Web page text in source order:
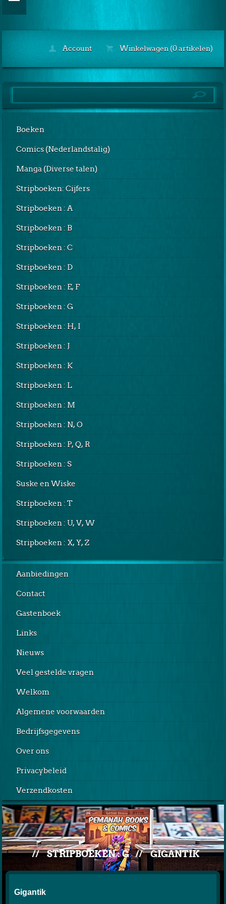
Account Winkelwagen (0 artikelen)
Boeken
Comics (Nederlandstalig)
Manga (Diverse talen)
Stripboeken: Cijfers
Stripboeken : A
Stripboeken : B
Stripboeken : C
Stripboeken : D
Stripboeken : E, F
Stripboeken : G
Stripboeken : H, I
Stripboeken : J
Stripboeken : K
Stripboeken : L
Stripboeken : M
Stripboeken : N, O
Stripboeken : P, Q, R
Stripboeken : S
Suske en Wiske
Stripboeken : T
Stripboeken : U, V, W
Stripboeken : X, Y, Z
Aanbiedingen
Contact
Gastenboek
Links
Nieuws
Veel gestelde vragen
Welkom
Algemene voorwaarden
Bedrijfsgegevens
Over ons
Privacybeleid
Verzendkosten
// STRIPBOEKEN : G // GIGANTIK
Gigantik